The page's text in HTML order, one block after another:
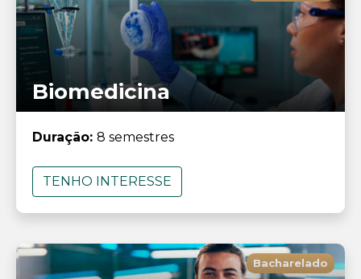
Biomedicina
Duração: 8 semestres
TENHO INTERESSE
Bacharelado